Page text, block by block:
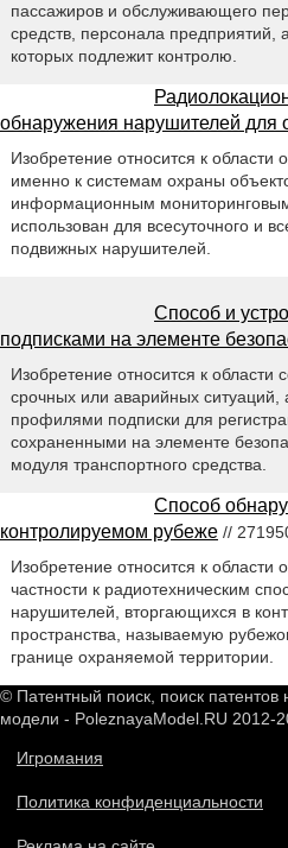
пассажиров и обслуживающего
средств, персонала
которых подлежит контролю.
обнаружения нарушителей для
Изобретение относится к области
именно к системам охраны
информационным
использован для всесуточного и
подвижных нарушителей.
Способ и
подписками на элементе
Изобретение относится к области
срочных или аварийных
профилями подписки для
сохраненными на элементе
модуля транспортного средства.
Способ
контролируемом рубеже //
Изобретение относится к области
частности к радиотехническим
нарушителей, вторгающихся в
пространства, называемую
границе охраняемой территории.
© Патентный поиск, поиск патентов
модели - PoleznayaModel.RU 2012-
Игромания
Политика конфиденциальности